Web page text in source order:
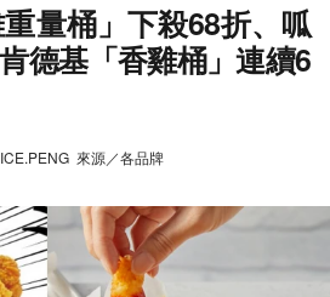
量桶」下殺68折、呱
德基「香雞桶」連續6
來源／各品牌